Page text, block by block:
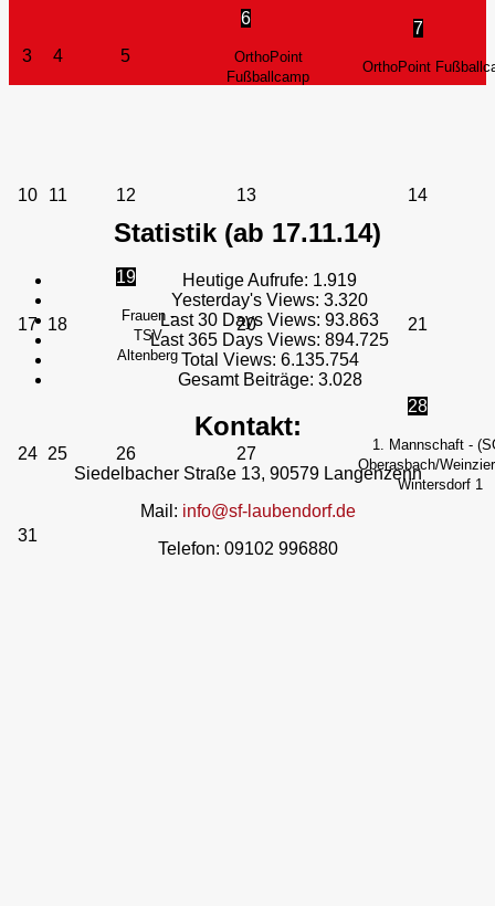
3 4 5
6
OrthoPoint
Fußballcamp
7
OrthoPoint
10 11 12 13 14
17 18
19
Frauen -
TSV
Altenberg
20 21
24 25 26 27
28
1. Mannschaft -
Oberasbach/
Wintersdorf 1
31
Statistik (ab 17.11.14)
Heutige Aufrufe: 1.919
Yesterday's Views: 3.320
Last 30 Days Views: 93.863
Last 365 Days Views: 894.725
Total Views: 6.135.754
Gesamt Beiträge: 3.028
Kontakt:
Siedelbacher Straße 13, 90579 Langenzenn
Mail: info@sf-laubendorf.de
Telefon: 09102 996880